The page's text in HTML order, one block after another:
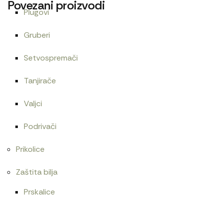
Plugovi
Gruberi
Setvospremači
Tanjirače
Valjci
Podrivači
Prikolice
Zaštita bilja
Prskalice
Povezani proizvodi
Centrifugalni filter T25